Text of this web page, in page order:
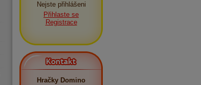
Nejste přihlášeni
Přihlaste se
Registrace
Kontakt
Hračky Domino